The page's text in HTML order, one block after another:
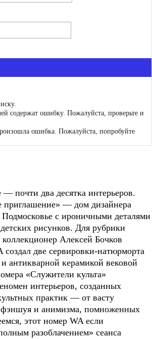
содержат ошибку. Пожалуйста, проверьте и
ошибка. Пожалуйста, попробуйте
почти два десятка интерьеров.
приглашение» — дом дизайнера
с ироничными деталями
рисунков. Для рубрики
Алексей Бочков
создал две сервировки-натюрморта
антикварной керамикой вековой
«Служители культа»
интерьеров, созданных
практик — от васту
фэншуя и анимизма, помноженных
этот номер WA если
разоблачением» сеанса